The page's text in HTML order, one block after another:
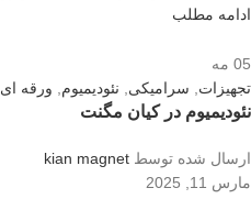
ادامه مطلب
05 مه
تجهیزات
سرامیکی نئودیمیوم ورقه ای
نئودیمیوم در کیان مگنت
ارسال شده توسط kian magnet
مارس 11, 2025